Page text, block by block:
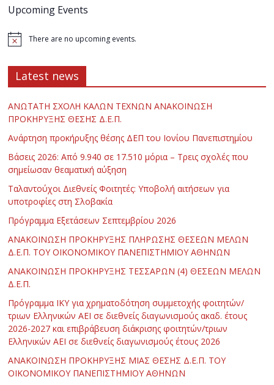
Upcoming Events
There are no upcoming events.
Latest news
ΑΝΩΤΑΤΗ ΣΧΟΛΗ ΚΑΛΩΝ ΤΕΧΝΩΝ ΑΝΑΚΟΙΝΩΣΗ
ΠΡΟΚΗΡΥΞΗΣ ΘΕΣΗΣ Δ.Ε.Π.
Ανάρτηση προκήρυξης θέσης ΔΕΠ του Ιονίου Πανεπιστημίου
Βάσεις 2026: Από 9.940 σε 17.510 μόρια – Τρεις σχολές που
σημείωσαν θεαματική αύξηση
Ταλαντούχοι Διεθνείς Φοιτητές: Υποβολή αιτήσεων για
υποτροφίες στη Σλοβακία
Πρόγραμμα Εξετάσεων Σεπτεμβρίου 2026
ΑΝΑΚΟΙΝΩΣΗ ΠΡΟΚΗΡΥΞΗΣ ΠΛΗΡΩΣΗΣ ΘΕΣΕΩΝ ΜΕΛΩΝ
Δ.Ε.Π. ΤΟΥ ΟΙΚΟΝΟΜΙΚΟΥ ΠΑΝΕΠΙΣΤΗΜΙΟΥ ΑΘΗΝΩΝ
ΑΝΑΚΟΙΝΩΣΗ ΠΡΟΚΗΡΥΞΗΣ ΤΕΣΣΑΡΩΝ (4) ΘΕΣΕΩΝ ΜΕΛΩΝ
Δ.Ε.Π.
Πρόγραμμα ΙΚΥ για χρηματοδότηση συμμετοχής φοιτητών/
τριων Ελληνικών ΑΕΙ σε διεθνείς διαγωνισμούς ακαδ. έτους
2026-2027 και επιβράβευση διάκρισης φοιτητών/τριων
Ελληνικών ΑΕΙ σε διεθνείς διαγωνισμούς έτους 2026
ΑΝΑΚΟΙΝΩΣΗ ΠΡΟΚΗΡΥΞΗΣ ΜΙΑΣ ΘΕΣΗΣ Δ.Ε.Π. ΤΟΥ
ΟΙΚΟΝΟΜΙΚΟΥ ΠΑΝΕΠΙΣΤΗΜΙΟΥ ΑΘΗΝΩΝ